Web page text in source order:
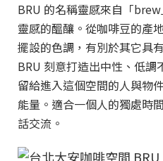
BRU 的名稱靈感來自「
靈感的醞釀。從咖啡豆的產
擺設的色調，有別於其它具
BRU 刻意打造出中性、低
留給進入這個空間的人與物
能量。適合一個人的獨處時
話交流。